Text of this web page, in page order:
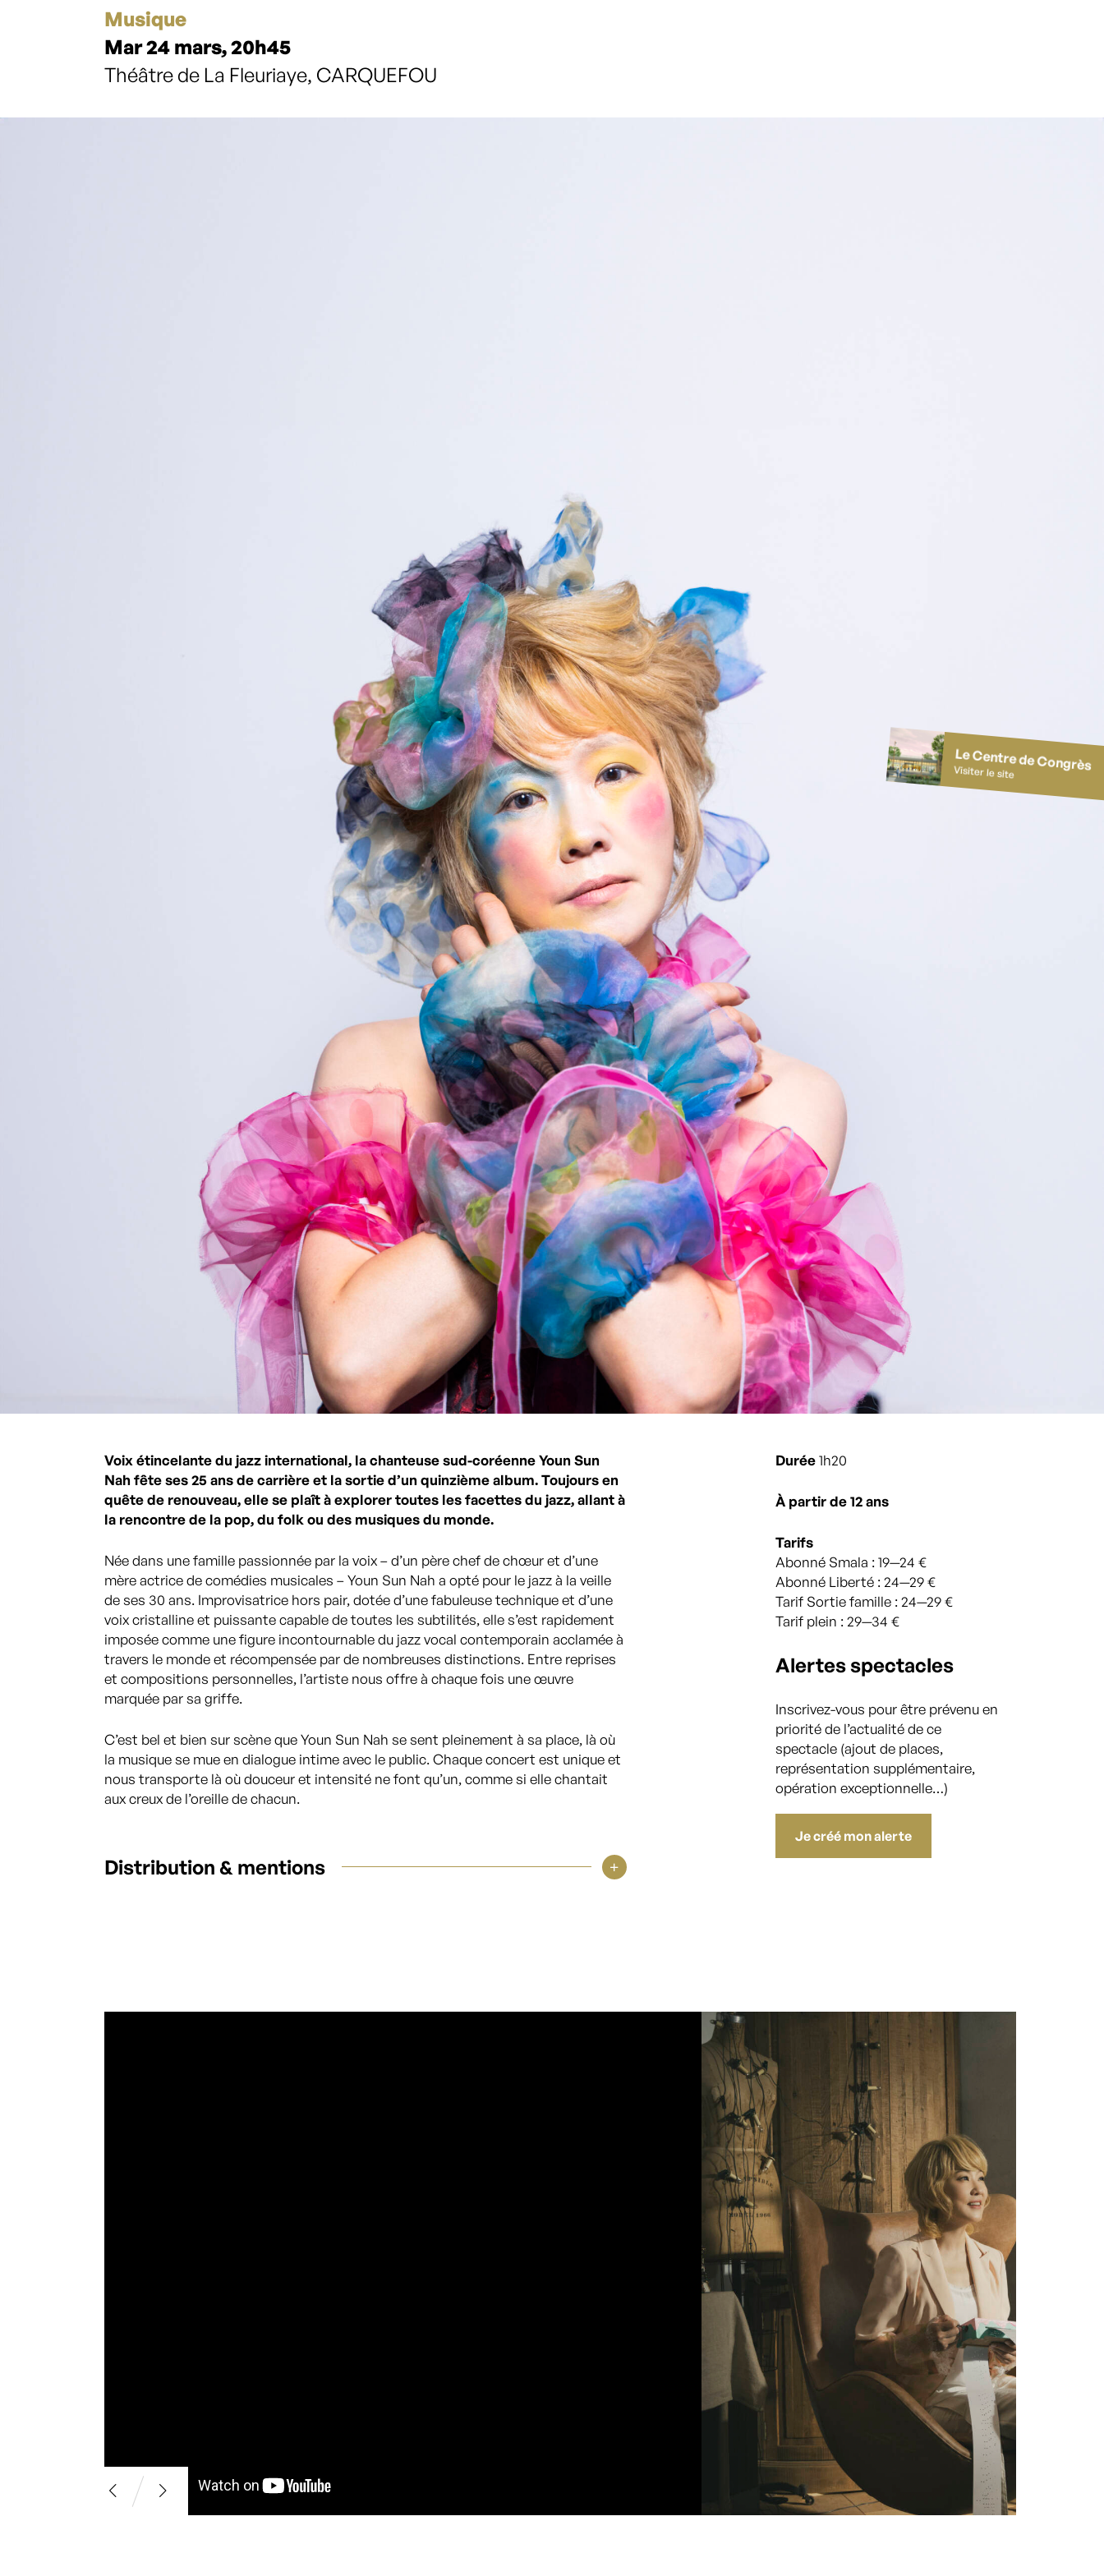
Le Centre de Congrès
Visiter le site
Musique
Mar 24 mars, 20h45
Théâtre de La Fleuriaye, CARQUEFOU
Voix étincelante du jazz international, la chanteuse sud-coréenne Youn Sun
Nah fête ses 25 ans de carrière et la sortie d’un quinzième album. Toujours en
quête de renouveau, elle se plaît à explorer toutes les facettes du jazz, allant à
la rencontre de la pop, du folk ou des musiques du monde.
Née dans une famille passionnée par la voix – d’un père chef de chœur et d’une
mère actrice de comédies musicales – Youn Sun Nah a opté pour le jazz à la veille
de ses 30 ans. Improvisatrice hors pair, dotée d’une fabuleuse technique et d’une
voix cristalline et puissante capable de toutes les subtilités, elle s’est rapidement
imposée comme une figure incontournable du jazz vocal contemporain acclamée à
travers le monde et récompensée par de nombreuses distinctions. Entre reprises
et compositions personnelles, l’artiste nous offre à chaque fois une œuvre
marquée par sa griffe.
C’est bel et bien sur scène que Youn Sun Nah se sent pleinement à sa place, là où
la musique se mue en dialogue intime avec le public. Chaque concert est unique et
nous transporte là où douceur et intensité ne font qu’un, comme si elle chantait
aux creux de l’oreille de chacun.
Distribution & mentions
Durée1h20
À partir de 12 ans
Tarifs
Abonné Smala : 19—24 €
Abonné Liberté : 24—29 €
Tarif Sortie famille : 24—29 €
Tarif plein : 29—34 €
Alertes spectacles
Inscrivez-vous pour être prévenu en
priorité de l’actualité de ce
spectacle (ajout de places,
représentation supplémentaire,
opération exceptionnelle…)
Je créé mon alerte